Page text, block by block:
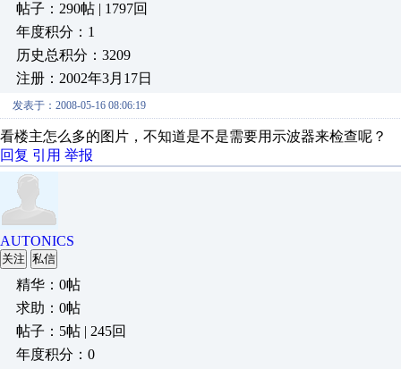
帖子：290帖 | 1797回
年度积分：1
历史总积分：3209
注册：2002年3月17日
发表于：2008-05-16 08:06:19
看楼主怎么多的图片，不知道是不是需要用示波器来检查呢？
回复 引用 举报
AUTONICS
关注 私信
精华：0帖
求助：0帖
帖子：5帖 | 245回
年度积分：0